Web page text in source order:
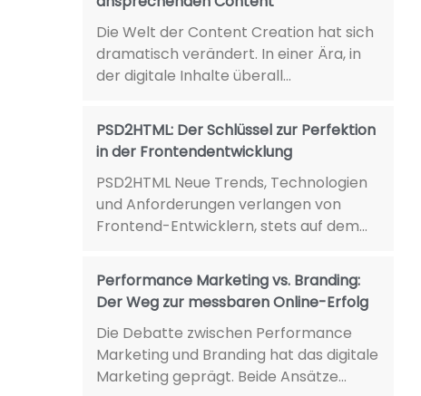
Die Welt der Content Creation hat sich
dramatisch verändert. In einer Ära, in
der digitale Inhalte überall...
PSD2HTML: Der Schlüssel zur Perfektion
in der Frontendentwicklung
PSD2HTML Neue Trends, Technologien
und Anforderungen verlangen von
Frontend-Entwicklern, stets auf dem...
Performance Marketing vs. Branding:
Der Weg zur messbaren Online-Erfolg
Die Debatte zwischen Performance
Marketing und Branding hat das digitale
Marketing geprägt. Beide Ansätze...